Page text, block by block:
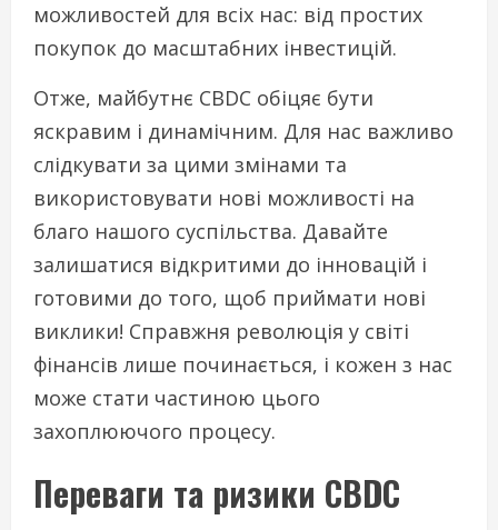
можливостей для всіх нас: від простих
покупок до масштабних інвестицій.
Отже, майбутнє CBDC обіцяє бути
яскравим і динамічним. Для нас важливо
слідкувати за цими змінами та
використовувати нові можливості на
благо нашого суспільства. Давайте
залишатися відкритими до інновацій і
готовими до того, щоб приймати нові
виклики! Справжня революція у світі
фінансів лише починається, і кожен з нас
може стати частиною цього
захоплюючого процесу.
Переваги та ризики CBDC